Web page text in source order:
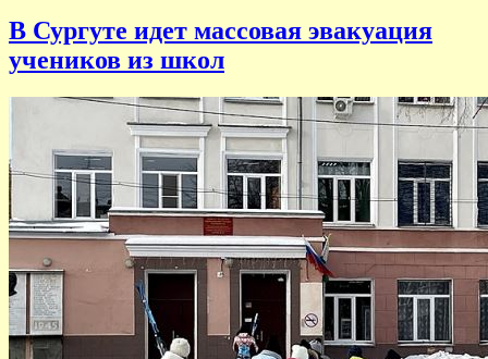
В Сургуте идет массовая эвакуация
учеников из школ